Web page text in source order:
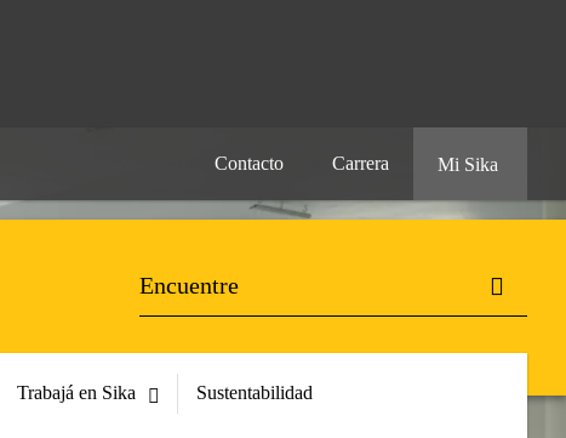
Contacto Carrera Mi Sika
Trabajá en Sika Sustentabilidad